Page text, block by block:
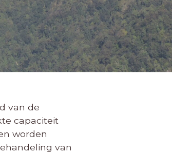
van de
capaciteit
worden
van